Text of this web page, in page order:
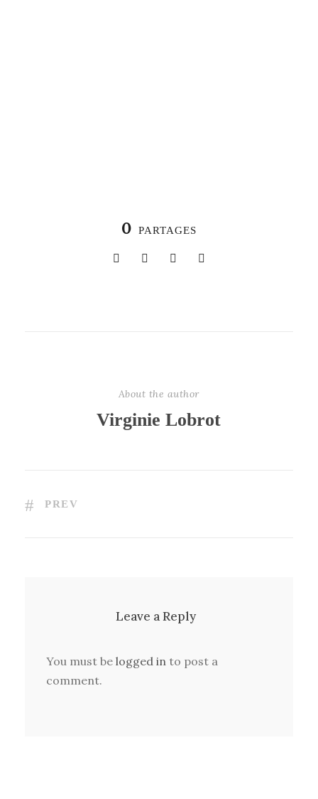
0 PARTAGES
About the author
Virginie Lobrot
PREV
Leave a Reply
You must be logged in to post a
comment.